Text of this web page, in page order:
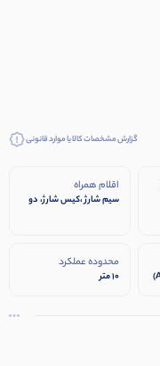
گزارش مشخصات کالا یا موارد قانونی
اقلام همراه
سیم شارژ ،کیس شارژ، دو
محدوده عملکرد
۱۰ متر